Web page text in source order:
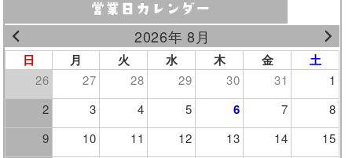
2026年 8月
日 月 火 水 木 金 土
26 27 28 29 30 31
1
2
3 4 5 6 7
8
9
10 11 12 13 14
15